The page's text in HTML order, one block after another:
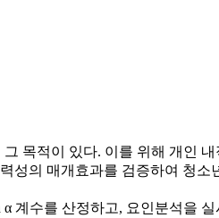
목적이 있다. 이를 위해 개인
의 매개효과를 검증하여 청
계수를 산정하고, 요인분석을